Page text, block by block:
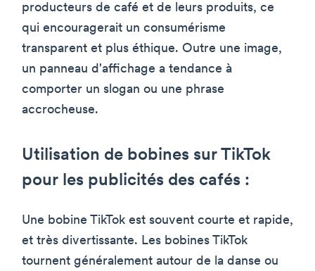
producteurs de café et de leurs produits, ce
qui encouragerait un consumérisme
transparent et plus éthique. Outre une image,
un panneau d'affichage a tendance à
comporter un slogan ou une phrase
accrocheuse.
Utilisation de bobines sur TikTok
pour les publicités des cafés :
Une bobine TikTok est souvent courte et rapide,
et très divertissante. Les bobines TikTok
tournent généralement autour de la danse ou